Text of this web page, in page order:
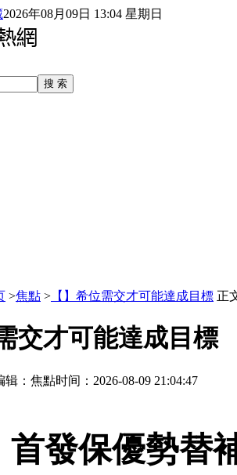
2026年08月09日 13:04 星期日
搜 索
>焦點 > 【】希位需交才可能達成目標 正
交才可能達成目標
辑：焦點时间：2026-08-09 21:04:47
：首發保優勢